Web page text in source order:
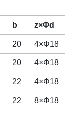
b z×Φd
20 4×Φ18
20 4×Φ18
22 4×Φ18
22 8×Φ18